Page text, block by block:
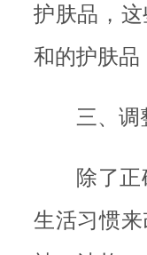
护肤品，
和的护肤品
三、调
除了
生活习惯